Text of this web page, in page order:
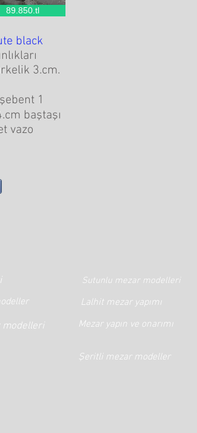
89.850.tl
black
3.cm.
1
baştaşı
vazo
modelleri
Sutunlu mezar modelleri
Lalhit mezar yapımı
Mezar yapın ve onarımı
Şeritli mezar modeller